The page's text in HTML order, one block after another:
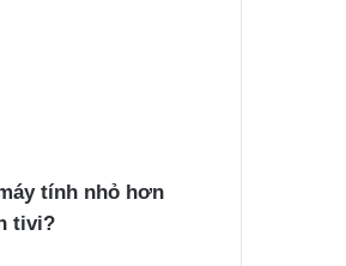
tính nhỏ hơn
tivi?